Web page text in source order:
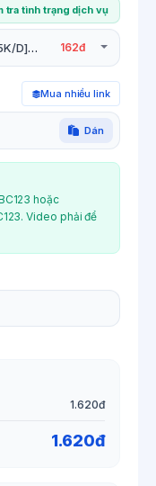
tra tình trạng dịch vụ
D] Hỗ trợ hủy
162đ
Mua nhiều link
Dán
hoặc
Video phải để
1.620đ
1.620đ